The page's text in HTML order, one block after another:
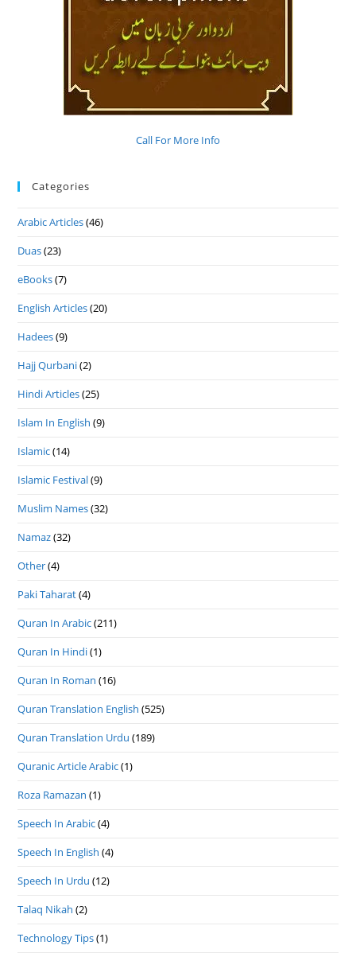
Call For More Info
Categories
Arabic Articles(46)
Duas(23)
eBooks(7)
English Articles(20)
Hadees(9)
Hajj Qurbani(2)
Hindi Articles(25)
Islam In English (9)
Islamic(14)
Islamic Festival(9)
Muslim Names(32)
Namaz(32)
Other(4)
Paki Taharat(4)
Quran In Arabic(211)
Quran In Hindi(1)
Quran In Roman (16)
Quran Translation English (525)
Quran Translation Urdu (189)
Quranic Article Arabic(1)
Roza Ramazan (1)
Speech In Arabic(4)
Speech In English (4)
Speech In Urdu (12)
Talaq Nikah (2)
Technology Tips(1)